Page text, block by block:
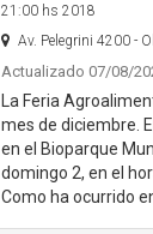
21:00 hs 2018
Av. Pelegrini 4200 -
Actualizado 07/08/
La Feria
mes de diciembre.
en el Bioparque
domingo 2, en el
Como ha ocurrido